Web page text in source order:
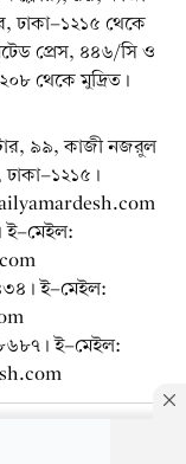
ঢাকা-১২১৫ থেকে
প্রেস, ৪৪৬/সি ও
থেকে মুদ্রিত।
৯৯, কাজী নজরুল
ঢাকা-১২১৫।
ই-মেইল:
। ই-মেইল:
। ই-মেইল: